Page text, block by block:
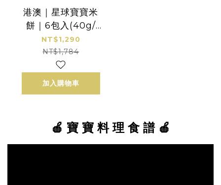
港澳｜星球寶寶米
餅｜6包入(40g/
包)+1.2L氣密保鮮盒
NT$1,290
NT$1,784
加入購物車
🍎 寶 寶 料 理 食 譜 🍎